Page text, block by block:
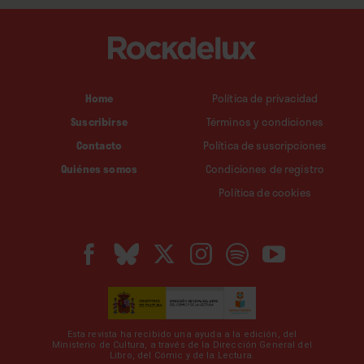
Home
Suscribirse
Contacto
Quiénes somos
Política de privacidad
Términos y condiciones
Política de suscripciones
Condiciones de registro
Política de cookies
Esta revista ha recibido una ayuda a la edición, del
Ministerio de Cultura, a través de la Dirección General del
Libro, del Cómic y de la Lectura.